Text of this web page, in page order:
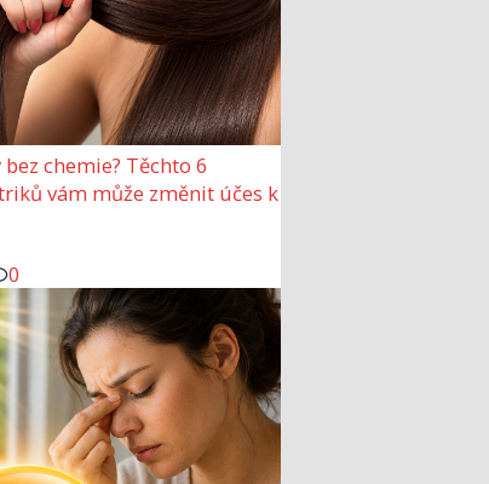
bez chemie? Těchto 6
vám může změnit účes k
0